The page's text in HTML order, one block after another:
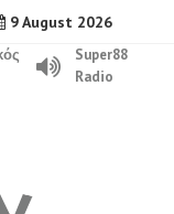
9 August 2026
Super88
Radio